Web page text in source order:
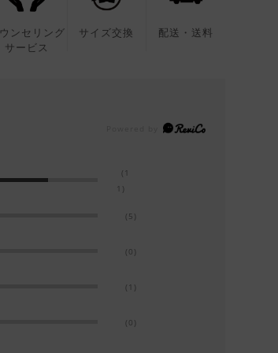
ンセリング
サービス
サイズ交換 配送・送料
(1
1)
(5)
(0)
(1)
(0)